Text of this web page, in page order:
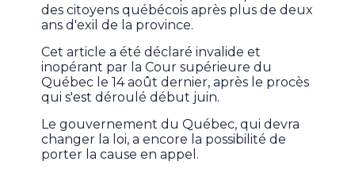
des citoyens québécois après plus de deux
ans d'exil de la province.
Cet article a été déclaré invalide et
inopérant par la Cour supérieure du
Québec le 14 août dernier, après le procès
qui s'est déroulé début juin.
Le gouvernement du Québec, qui devra
changer la loi, a encore la possibilité de
porter la cause en appel.